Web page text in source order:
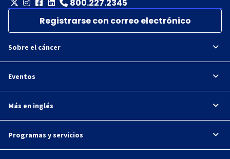
800.227.2345
Registrarse con correo electrónico
Sobre el cáncer
Eventos
Más en inglés
Programas y servicios